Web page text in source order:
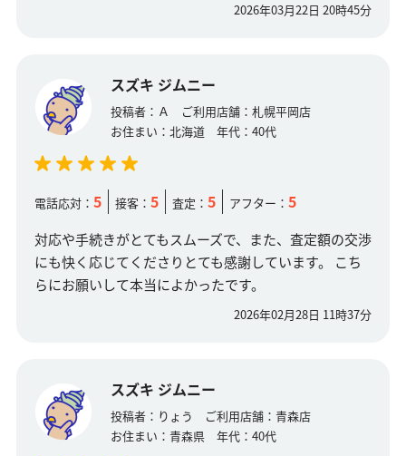
2026年03月22日 20時45分
スズキ ジムニー
投稿者： Ａ ご利用店舗： 札幌平岡店
お住まい： 北海道 年代： 40代
電話応対： 5 接客： 5 査定： 5 アフター： 5
対応や手続きがとてもスムーズで、また、査定額の交渉
にも快く応じてくださりとても感謝しています。 こち
らにお願いして本当によかったです。
2026年02月28日 11時37分
スズキ ジムニー
投稿者： りょう ご利用店舗： 青森店
お住まい： 青森県 年代： 40代